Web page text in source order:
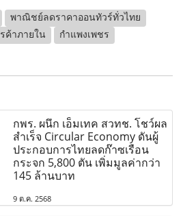
พาณิชย์ลดราคาออนทัวร์ทั่วไทย
ค้าภายใน กำแพงเพชร
กพร. ผนึก เอ็มเทค สวทช. โชว์ผล
สำเร็จ Circular Economy ดันผู้
ประกอบการไทยลดก๊าซเรือน
กระจก 5,800 ตัน เพิ่มมูลค่ากว่า
145 ล้านบาท
9 ต.ค. 2568